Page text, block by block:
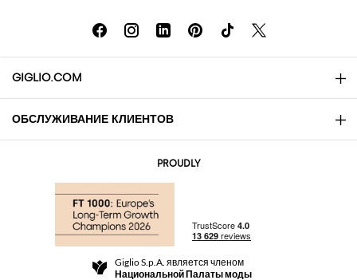
GIGLIO.COM
About
Community Store
ОБСЛУЖИВАНИЕ КЛИЕНТОВ
Правила и условия продажи
PROUDLY
Giglio S.p.A. является членом
Национальной Палаты моды